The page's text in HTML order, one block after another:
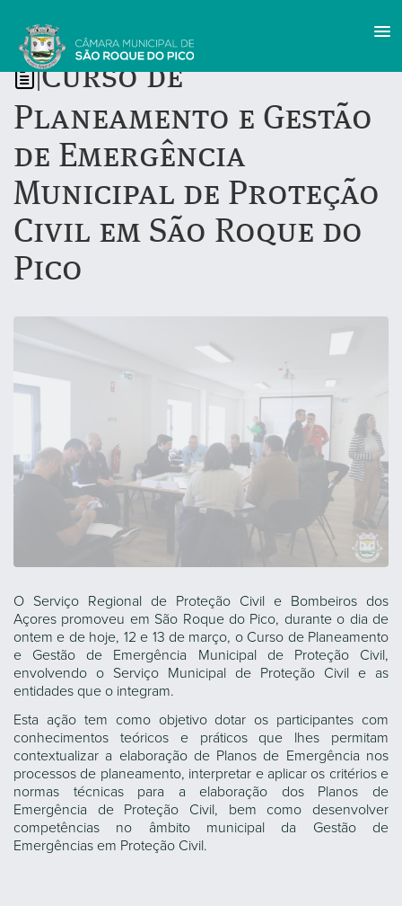
Curso de
Planeamento e Gestão
de Emergência
Municipal de Proteção
Civil em São Roque do
Pico
O Serviço Regional de Proteção Civil e Bombeiros dos
Açores promoveu em São Roque do Pico, durante o dia de
ontem e de hoje, 12 e 13 de março, o Curso de Planeamento
e Gestão de Emergência Municipal de Proteção Civil,
envolvendo o Serviço Municipal de Proteção Civil e as
entidades que o integram.
Esta ação tem como objetivo dotar os participantes com
conhecimentos teóricos e práticos que lhes permitam
contextualizar a elaboração de Planos de Emergência nos
processos de planeamento, interpretar e aplicar os critérios e
normas técnicas para a elaboração dos Planos de
Emergência de Proteção Civil, bem como desenvolver
competências no âmbito municipal da Gestão de
Emergências em Proteção Civil.